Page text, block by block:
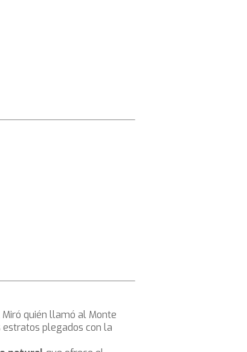
quién llamó al Monte
plegados con la